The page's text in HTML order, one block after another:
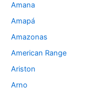
Amana
Amapá
Amazonas
American Range
Ariston
Arno